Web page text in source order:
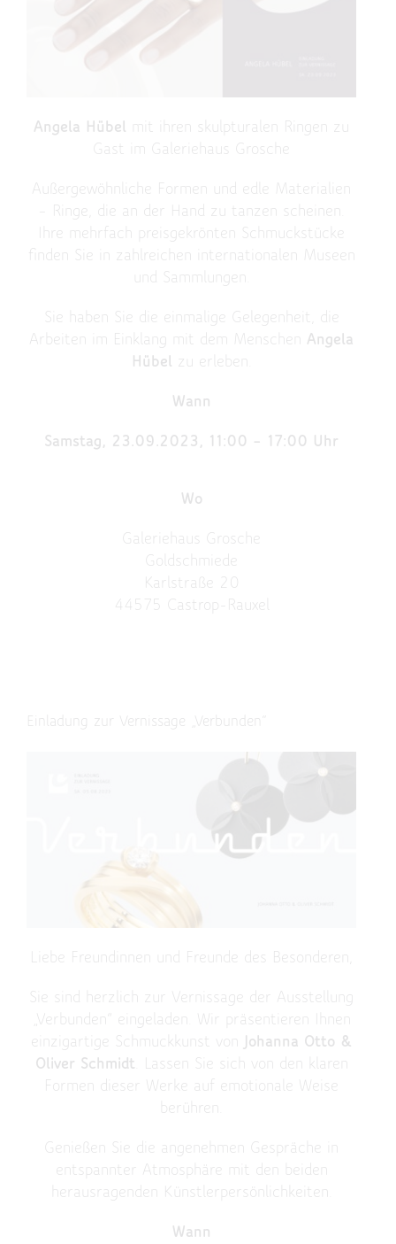
Angela Hübel
mit ihren skulpturalen Ringen zu
Gast im Galeriehaus Grosche
Außergewöhnliche Formen und edle Materialien
– Ringe, die an der Hand zu tanzen scheinen.
Ihre mehrfach preisgekrönten Schmuckstücke
finden Sie in zahlreichen internationalen Museen
und Sammlungen.
Sie haben Sie die einmalige Gelegenheit, die
Arbeiten im Einklang mit dem Menschen Angela
Hübel zu erleben.
Wann
Samstag, 23.09.2023, 11:00 – 17:00 Uhr
Wo
Galeriehaus Grosche
Goldschmiede
Karlstraße 20
44575 Castrop-Rauxel
Einladung zur Vernissage „Verbunden“
Liebe Freundinnen und Freunde des Besonderen,
Sie sind herzlich zur Vernissage der Ausstellung
„Verbunden“ eingeladen. Wir präsentieren Ihnen
einzigartige Schmuckkunst von
Johanna Otto &
Oliver Schmidt . Lassen Sie sich von den klaren
Formen dieser Werke auf emotionale Weise
berühren.
Genießen Sie die angenehmen Gespräche in
entspannter Atmosphäre mit den beiden
herausragenden Künstlerpersönlichkeiten.
Wann